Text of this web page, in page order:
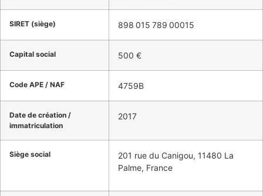
SIRET (siège) 898 015 789 00015
Capital social 500 €
Code APE / NAF 4759B
Date de création /
immatriculation
2017
Siège social
201 rue du Canigou, 11480 La
Palme, France